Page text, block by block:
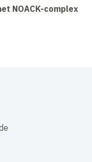
NOACK-complex